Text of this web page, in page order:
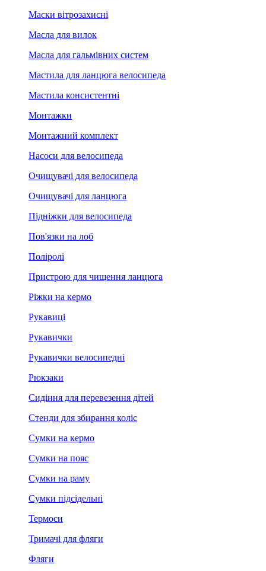
Маски вітрозахисні
Масла для вилок
Масла для гальмівних систем
Мастила для ланцюга велосипеда
Мастила консистентні
Монтажки
Монтажний комплект
Насоси для велосипеда
Очищувачі для велосипеда
Очищувачі для ланцюга
Підніжки для велосипеда
Пов'язки на лоб
Поліролі
Пристрою для чищення ланцюга
Ріжки на кермо
Рукавиці
Рукавички
Рукавички велосипедні
Рюкзаки
Сидіння для перевезення дітей
Стенди для збирання коліс
Сумки на кермо
Сумки на пояс
Сумки на раму
Сумки підсідельні
Термоси
Тримачі для фляги
Фляги